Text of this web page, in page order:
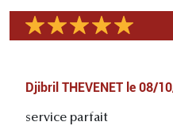
Djibril THEVENET le 08/
service parfait